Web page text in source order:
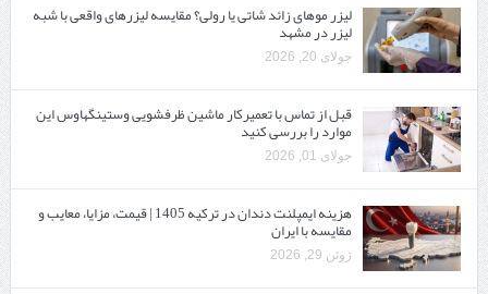
لیزر موهای زائد شاتی یا رولی؟ مقایسه لیزرهای واقعی با شبه‌
لیزر در مشهد
جولای 20, 2026
قبل از تماس با تعمیرکار ماشین ظرفشویی وستینگهاوس این
موارد را بررسی کنید
جولای 01, 2026
هزینه ایمپلنت دندان در ترکیه 1405 | قیمت، مزایا، معایب و
مقایسه با ایران
ژوئن 29, 2026